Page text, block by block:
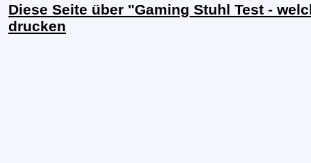
Diese Seite über "Gaming Stuhl Test -
drucken